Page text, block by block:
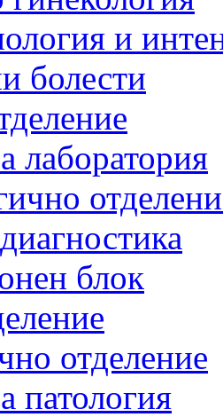
и
болести
лаборатория
блок
отделение
патология